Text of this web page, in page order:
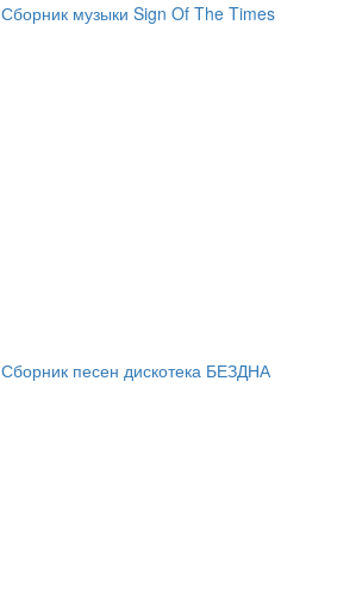
Сборник музыки Sign Of The Times
Сборник песен дискотека БЕЗДНА